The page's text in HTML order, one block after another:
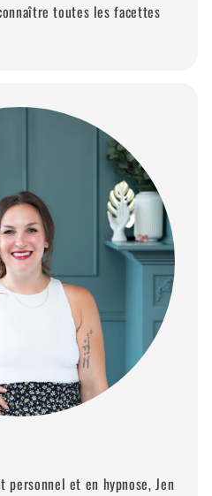
toutes les facettes
personnel et en hypnose, Jen